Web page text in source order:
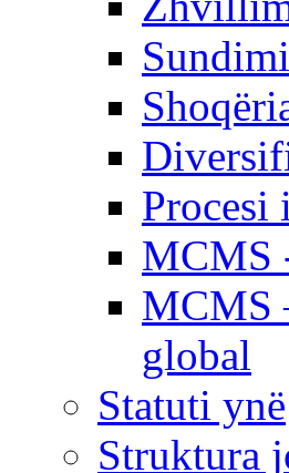
Procesi
MCMS
MCMS
global
Statuti ynë
Struktura